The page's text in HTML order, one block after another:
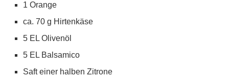
1 Orange
ca. 70 g Hirtenkäse
5 EL Olivenöl
5 EL Balsamico
Saft einer halben Zitrone